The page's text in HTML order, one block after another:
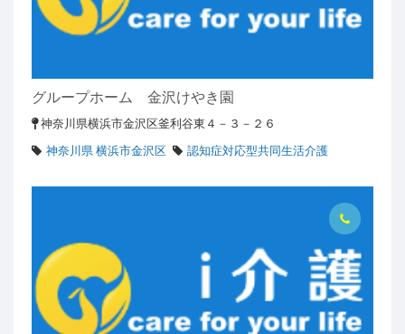
グループホーム 金沢けやき園
神奈川県横浜市金沢区釜利谷東４－３－２６
神奈川県 横浜市金沢区
認知症対応型共同生活介護